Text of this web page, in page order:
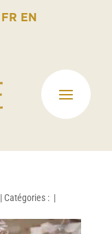
FR EN
| Catégories : |